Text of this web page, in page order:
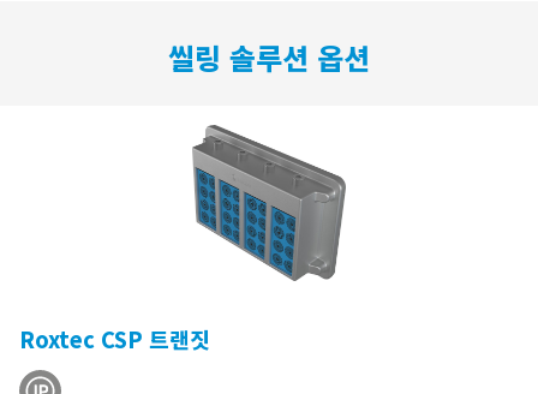
씰링 솔루션 옵션
Roxtec CSP 트랜짓